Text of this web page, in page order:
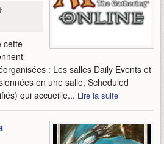
2011
cette
: Les salles Daily Events et
en une salle, Scheduled
qui accueille... Lire la suite